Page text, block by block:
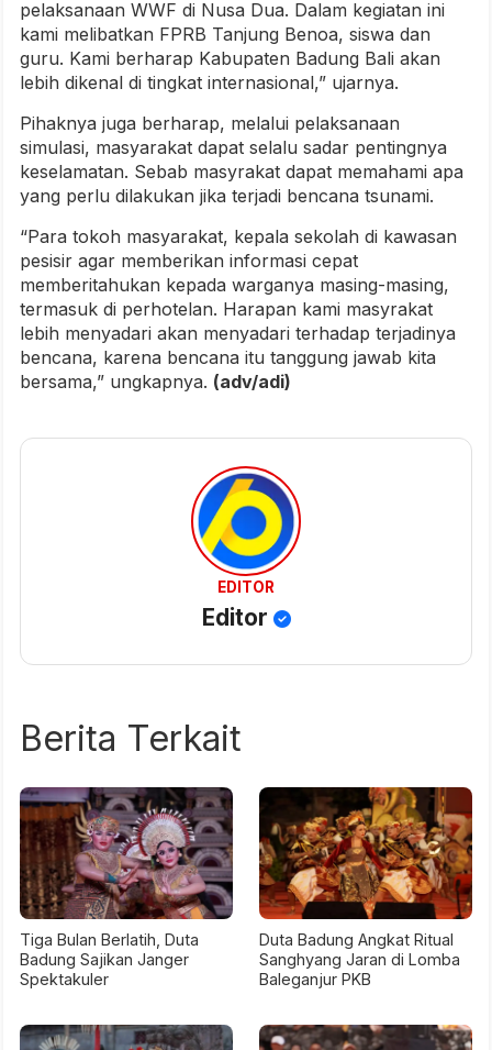
pelaksanaan WWF di Nusa Dua. Dalam kegiatan ini
kami melibatkan FPRB Tanjung Benoa, siswa dan
guru. Kami berharap Kabupaten Badung Bali akan
lebih dikenal di tingkat internasional,” ujarnya.
Pihaknya juga berharap, melalui pelaksanaan
simulasi, masyarakat dapat selalu sadar pentingnya
keselamatan. Sebab masyrakat dapat memahami apa
yang perlu dilakukan jika terjadi bencana tsunami.
“Para tokoh masyarakat, kepala sekolah di kawasan
pesisir agar memberikan informasi cepat
memberitahukan kepada warganya masing-masing,
termasuk di perhotelan. Harapan kami masyrakat
lebih menyadari akan menyadari terhadap terjadinya
bencana, karena bencana itu tanggung jawab kita
bersama,” ungkapnya. (adv/adi)
EDITOR
Editor
Berita Terkait
Tiga Bulan Berlatih, Duta
Badung Sajikan Janger
Spektakuler
Duta Badung Angkat Ritual
Sanghyang Jaran di Lomba
Baleganjur PKB